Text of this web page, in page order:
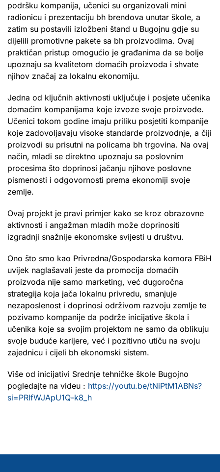
podršku kompanija, učenici su organizovali mini
radionicu i prezentaciju bh brendova unutar škole, a
zatim su postavili izložbeni štand u Bugojnu gdje su
dijelili promotivne pakete sa bh proizvodima. Ovaj
praktičan pristup omogućio je građanima da se bolje
upoznaju sa kvalitetom domaćih proizvoda i shvate
njihov značaj za lokalnu ekonomiju.
Jedna od ključnih aktivnosti uključuje i posjete učenika
domaćim kompanijama koje izvoze svoje proizvode.
Učenici tokom godine imaju priliku posjetiti kompanije
koje zadovoljavaju visoke standarde proizvodnje, a čiji
proizvodi su prisutni na policama bh trgovina. Na ovaj
način, mladi se direktno upoznaju sa poslovnim
procesima što doprinosi jačanju njihove poslovne
pismenosti i odgovornosti prema ekonomiji svoje
zemlje.
Ovaj projekt je pravi primjer kako se kroz obrazovne
aktivnosti i angažman mladih može doprinositi
izgradnji snažnije ekonomske svijesti u društvu.
Ono što smo kao Privredna/Gospodarska komora FBiH
uvijek naglašavali jeste da promocija domaćih
proizvoda nije samo marketing, već dugoročna
strategija koja jača lokalnu privredu, smanjuje
nezaposlenost i doprinosi održivom razvoju zemlje te
pozivamo kompanije da podrže inicijative škola i
učenika koje sa svojim projektom ne samo da oblikuju
svoje buduće karijere, već i pozitivno utiču na svoju
zajednicu i cijeli bh ekonomski sistem.
Više od inicijativi Srednje tehničke škole Bugojno
pogledajte na videu : https://youtu.be/tNiPtM1ABNs?
si=PRlfWJApU1Q-k8_h